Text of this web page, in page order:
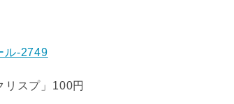
スプ」100円